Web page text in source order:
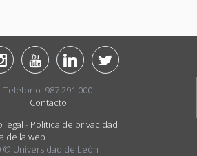
Teléfono: 987 291 000
Contacto
legal - Política de privacidad
de la web
© Universidad de León